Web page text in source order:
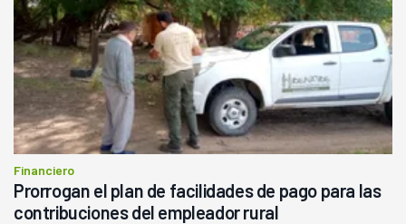
Financiero
Prorrogan el plan de facilidades de pago para las
contribuciones del empleador rural